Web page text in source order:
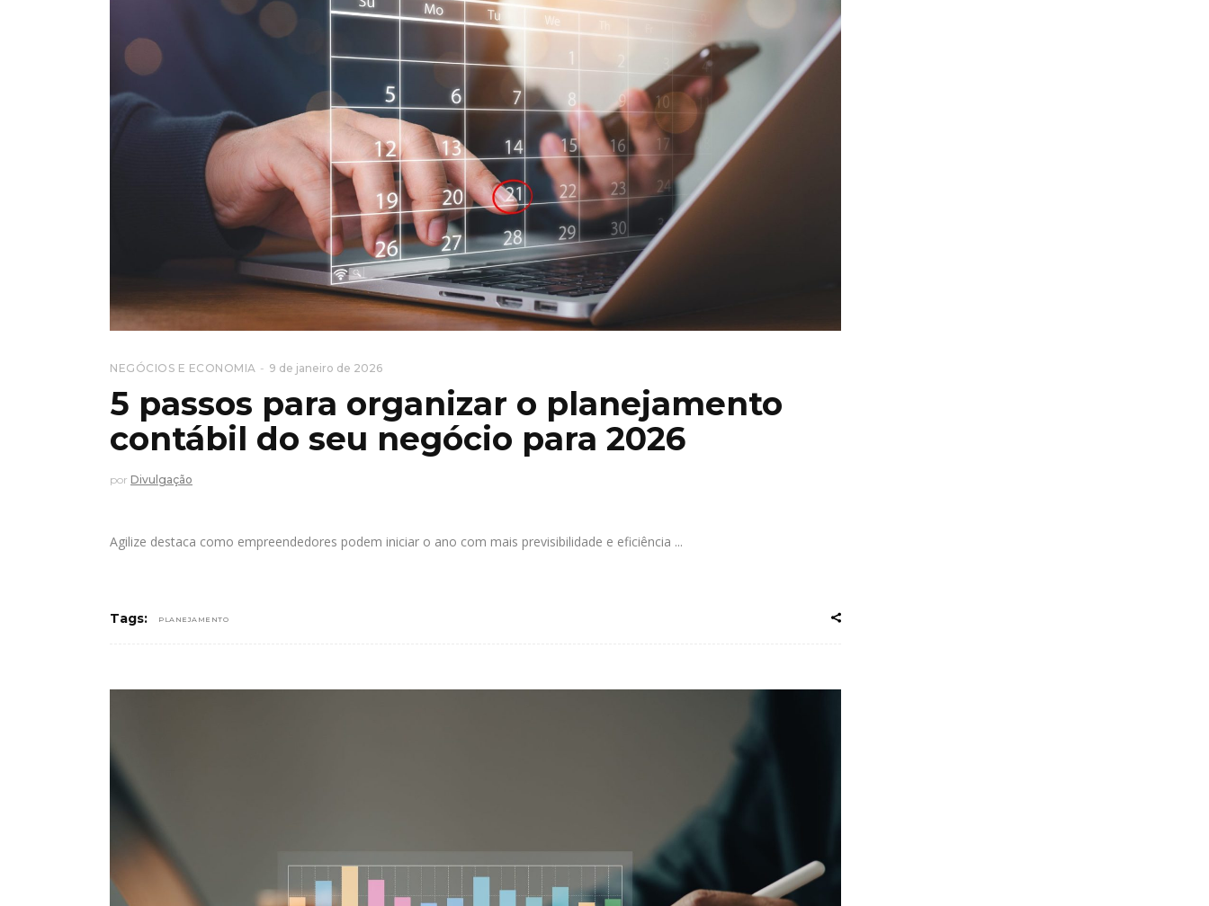
NEGÓCIOS E ECONOMIA 9 de janeiro de 2026
5 passos para organizar o planejamento
contábil do seu negócio para 2026
por Divulgação
Agilize destaca como empreendedores podem iniciar o ano com mais previsibilidade e eficiência
Tags: PLANEJAMENTO